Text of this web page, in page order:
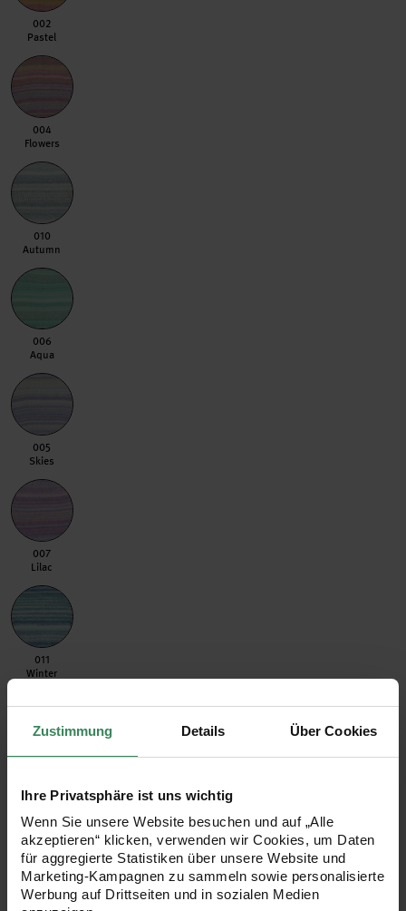
Zustimmung Details Über Cookies
Ihre Privatsphäre ist uns wichtig
Wenn Sie unsere Website besuchen und auf „Alle
akzeptieren“ klicken, verwenden wir Cookies, um Daten
für aggregierte Statistiken über unsere Website und
Marketing-Kampagnen zu sammeln sowie personalisierte
Werbung auf Drittseiten und in sozialen Medien
002 Pastel
002
Pastel
004 Flowers
004
Flowers
010 Autumn
010
Autumn
006 Aqua
006
Aqua
005 Skies
005
Skies
007 Lilac
007
Lilac
011 Winter
011
Winter
Anleitung Anleitung
Artikeldetails